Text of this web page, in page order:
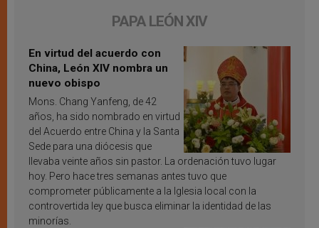
PAPA LEÓN XIV
En virtud del acuerdo con
China, León XIV nombra un
nuevo obispo
Mons. Chang Yanfeng, de 42
años, ha sido nombrado en virtud
del Acuerdo entre China y la Santa
Sede para una diócesis que
llevaba veinte años sin pastor. La ordenación tuvo lugar
hoy. Pero hace tres semanas antes tuvo que
comprometer públicamente a la Iglesia local con la
controvertida ley que busca eliminar la identidad de las
minorías.